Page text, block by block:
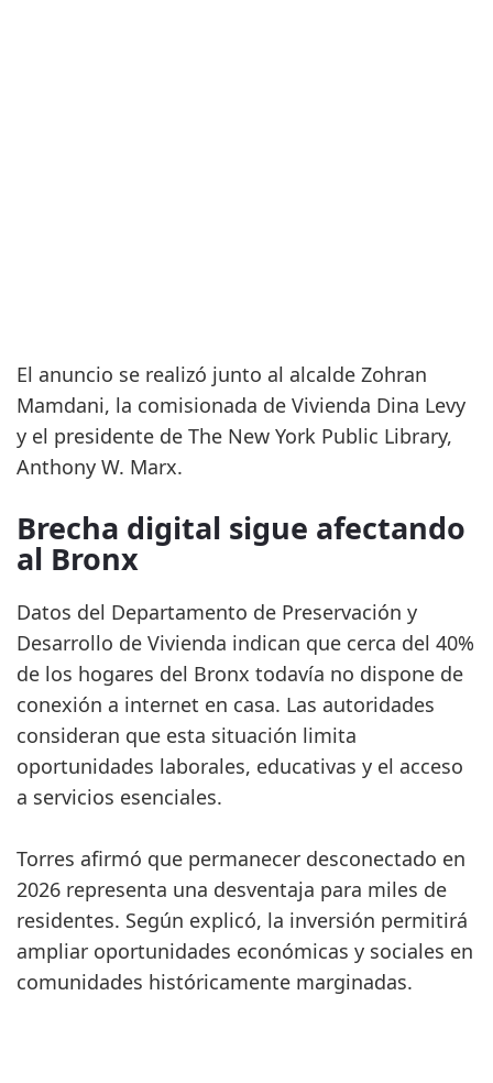
El anuncio se realizó junto al alcalde Zohran
Mamdani, la comisionada de Vivienda Dina Levy
y el presidente de The New York Public Library,
Anthony W. Marx.
Brecha digital sigue afectando
al Bronx
Datos del Departamento de Preservación y
Desarrollo de Vivienda indican que cerca del 40%
de los hogares del Bronx todavía no dispone de
conexión a internet en casa. Las autoridades
consideran que esta situación limita
oportunidades laborales, educativas y el acceso
a servicios esenciales.
Torres afirmó que permanecer desconectado en
2026 representa una desventaja para miles de
residentes. Según explicó, la inversión permitirá
ampliar oportunidades económicas y sociales en
comunidades históricamente marginadas.